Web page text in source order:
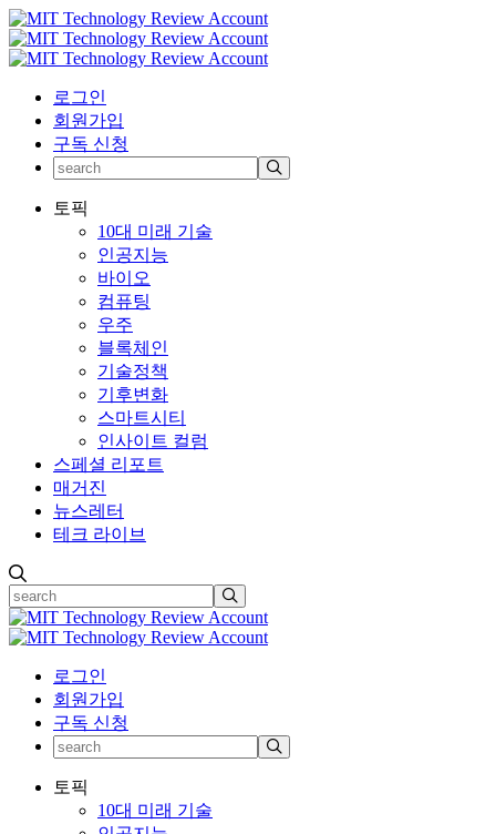
로그인
회원가입
구독 신청
토픽
10대 미래 기술
인공지능
바이오
컴퓨팅
우주
블록체인
기술정책
기후변화
스마트시티
인사이트 컬럼
스페셜 리포트
매거진
뉴스레터
테크 라이브
로그인
회원가입
구독 신청
토픽
10대 미래 기술